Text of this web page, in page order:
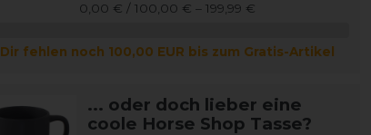
0,00 € / 100,00 € – 199,99 €
Dir fehlen noch 100,00 EUR bis zum Gratis-Artikel
... oder doch lieber eine
coole Horse Shop Tasse?